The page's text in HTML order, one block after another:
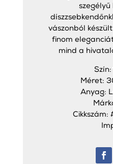
szegélyű
vászonból
finom
mind a
Szín:
Méret:
Anyag:
Cikkszám: